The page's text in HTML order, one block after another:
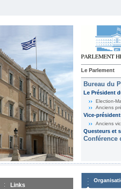
Le Parlement
Bureau du
Le Président
Election-
Anciens
Vice-
Anciens
Questeurs et
Conférence
Links